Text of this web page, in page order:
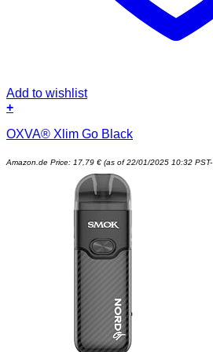
Add to wishlist
+
OXVA® Xlim Go Black
Amazon.de Price: 17,79 € (as of 22/01/2025 10:32 PST-